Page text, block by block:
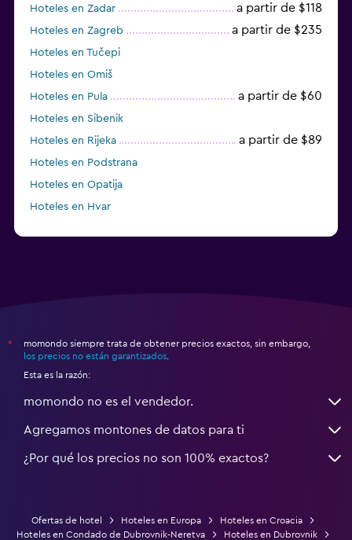
Hoteles en Zadar a partir de $118
Hoteles en Zagreb a partir de $235
Hoteles en Tučepi
Hoteles en Omiš
Hoteles en Pula
a partir de $60
Hoteles en Sibenik
Hoteles en Rijeka
a partir de $89
Hoteles en Podstrana
Hoteles en Opatija
Hoteles en Hvar
*
momondo siempre trata de obtener precios exactos, sin embargo,
los precios no están garantizados
Esta es la razón:
momondo no es el vendedor.
Agregamos montones de datos para ti
¿Por qué los precios no son 100% exactos?
Ofertas de hotel Hoteles en Europa
Hoteles en Croacia
Hoteles en Condado de Dubrovnik-Neretva
Hoteles en Dubrovnik